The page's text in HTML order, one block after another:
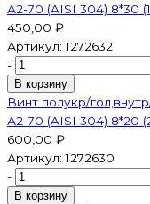
А2-70 (AISI 304) 8*30
450,00 ₽
Артикул:1272632
-
В корзину
Винт полукр/
А2-70 (AISI 304) 8*20
600,00 ₽
Артикул:1272630
-
В корзину